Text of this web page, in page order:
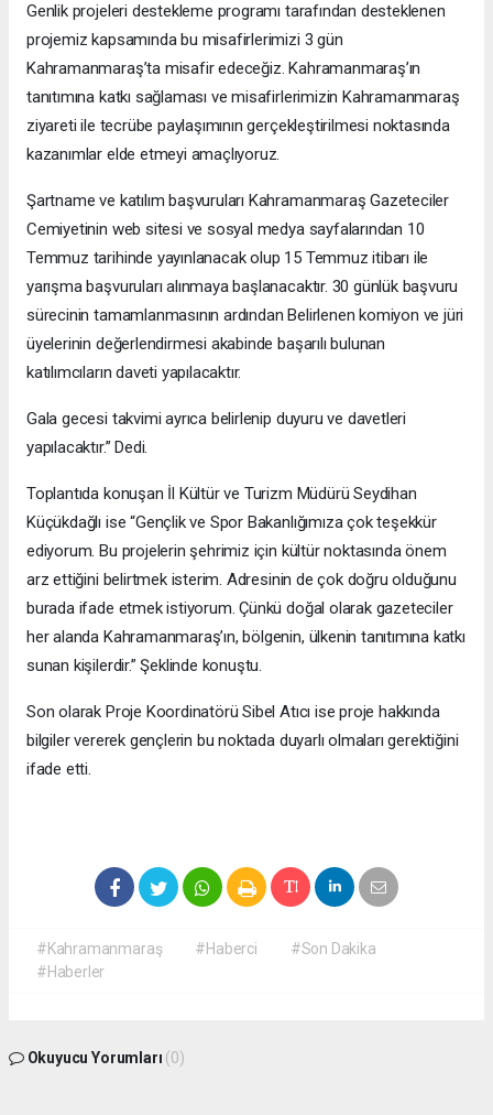
Genlik projeleri destekleme programı tarafından desteklenen
projemiz kapsamında bu misafirlerimizi 3 gün
Kahramanmaraş’ta misafir edeceğiz. Kahramanmaraş’ın
tanıtımına katkı sağlaması ve misafirlerimizin Kahramanmaraş
ziyareti ile tecrübe paylaşımının gerçekleştirilmesi noktasında
kazanımlar elde etmeyi amaçlıyoruz.
Şartname ve katılım başvuruları Kahramanmaraş Gazeteciler
Cemiyetinin web sitesi ve sosyal medya sayfalarından 10
Temmuz tarihinde yayınlanacak olup 15 Temmuz itibarı ile
yarışma başvuruları alınmaya başlanacaktır. 30 günlük başvuru
sürecinin tamamlanmasının ardından Belirlenen komiyon ve jüri
üyelerinin değerlendirmesi akabinde başarılı bulunan
katılımcıların daveti yapılacaktır.
Gala gecesi takvimi ayrıca belirlenip duyuru ve davetleri
yapılacaktır.” Dedi.
Toplantıda konuşan İl Kültür ve Turizm Müdürü Seydihan
Küçükdağlı ise “Gençlik ve Spor Bakanlığımıza çok teşekkür
ediyorum. Bu projelerin şehrimiz için kültür noktasında önem
arz ettiğini belirtmek isterim. Adresinin de çok doğru olduğunu
burada ifade etmek istiyorum. Çünkü doğal olarak gazeteciler
her alanda Kahramanmaraş’ın, bölgenin, ülkenin tanıtımına katkı
sunan kişilerdir.” Şeklinde konuştu.
Son olarak Proje Koordinatörü Sibel Atıcı ise proje hakkında
bilgiler vererek gençlerin bu noktada duyarlı olmaları gerektiğini
ifade etti.
#Kahramanmaraş #Haberci
#Son Dakika
#Haberler
Okuyucu Yorumları (0)